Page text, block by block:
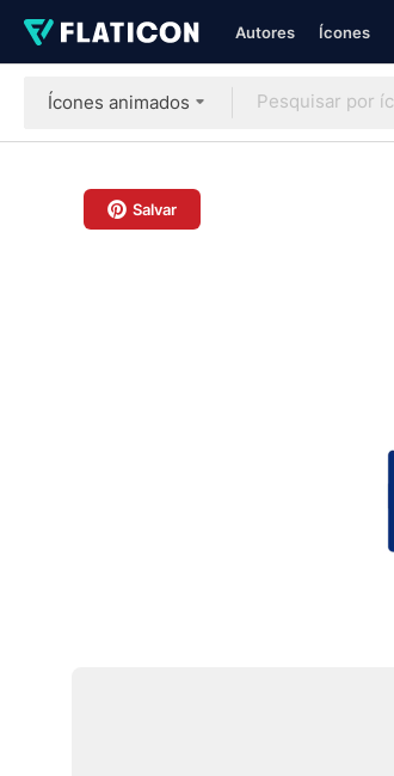
Autores Ícones
Ícones animados
Salvar